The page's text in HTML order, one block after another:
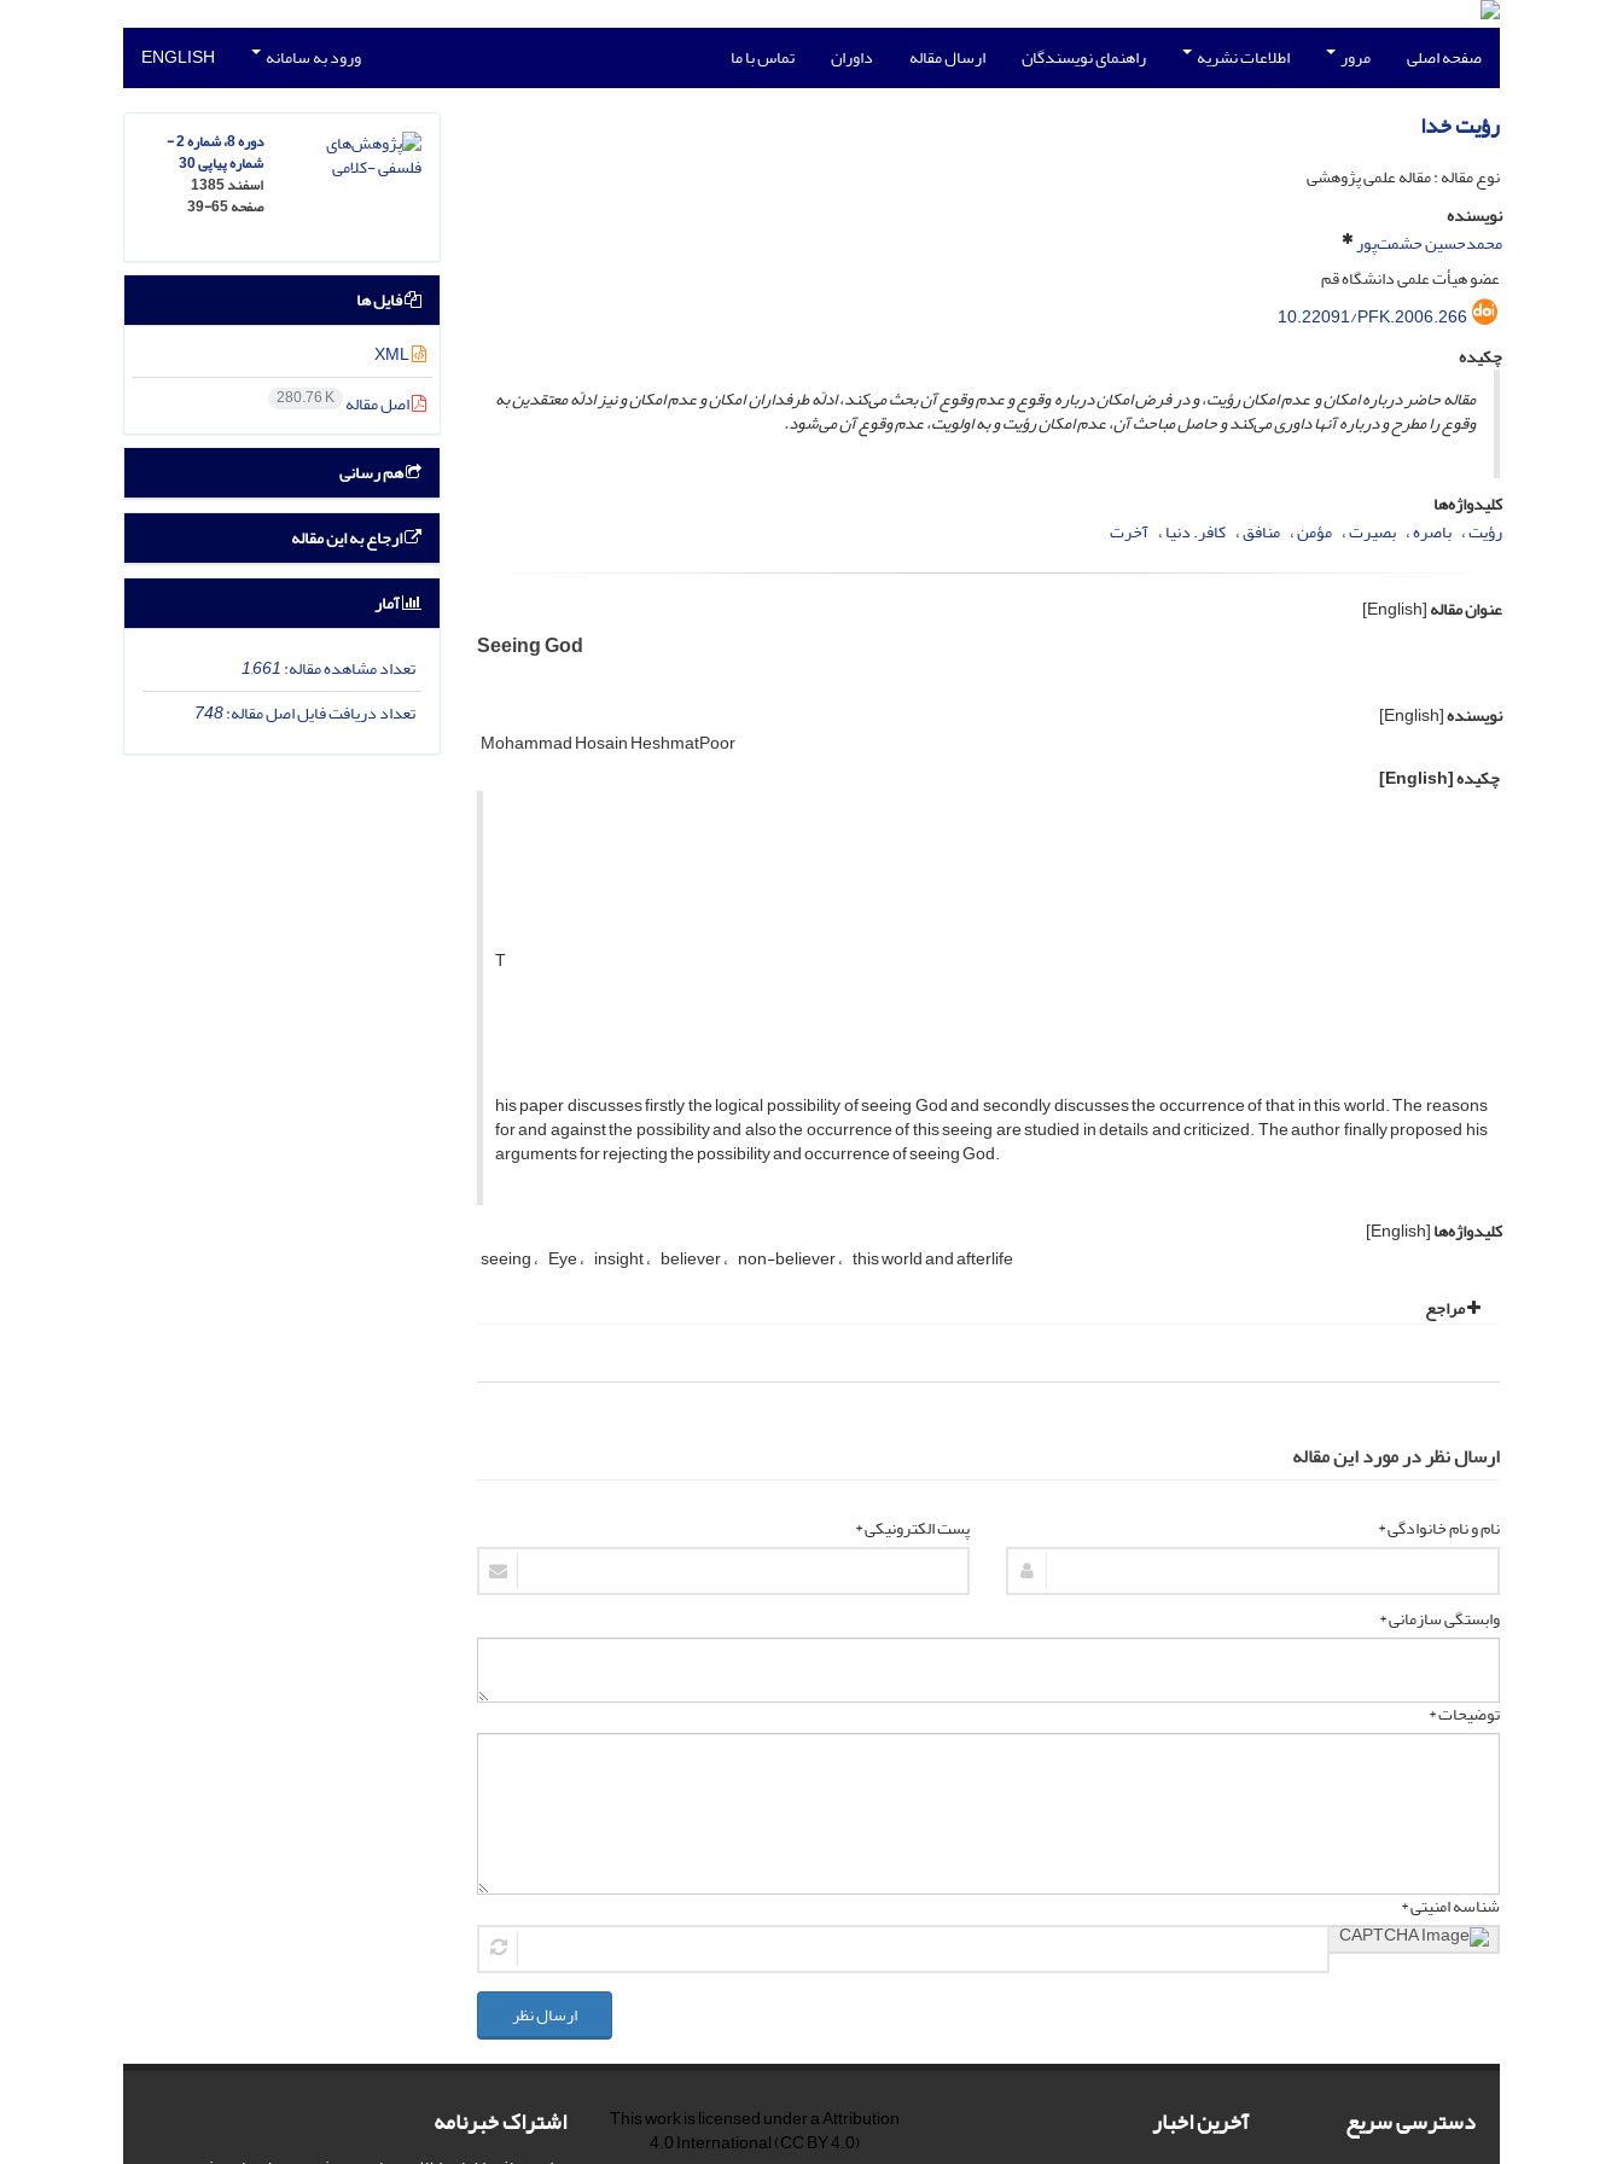
صفحه اصلی مرور اطلاعات نشریه راهنمای نویسندگان ارسال مقاله داوران تماس با ما ورود به سامانه ENGLISH
رؤیت خدا
نوع مقاله : مقاله علمی پژوهشی
نویسنده
محمدحسین حشمت‌پور
عضو هیأت علمی دانشگاه قم
10.22091/PFK.2006.266
چکیده
مقاله حاضر درباره امکان و عدم امکان رؤیت، و درفرضامکان درباره وقوع و عدم وقوع آن بحث می‌کند، ادلّه طرفداران امکان و عدم امکان و نیز ادلّه معتقدین به
وقوع را مطرح و درباره آنها داوری می‌کند و حاصل مباحث آن، عدم امکان رؤیت و به اولویت، عدم وقوع آن می‌شود.
کلیدواژه‌ها
رؤیت باصره بصیرت مؤمن منافق کافر. دنیا آخرت
عنوان مقاله[English]
Seeing God
نویسنده[English]
Mohammad Hosain HeshmatPoor
چکیده[English]
T
his paper discusses firstly the logical possibility of seeing God and secondly discusses the occurrence of that in this world. The reasons
for and against the possibility and also the occurrence of this seeing are studied in details and criticized. The author finally proposed his
arguments for rejecting the possibility and occurrence of seeing God.
کلیدواژه‌ها[English]
seeing Eye insight believer non-believer this world and afterlife
مراجع
ارسال نظر در مورد این مقاله
نام و نام خانوادگی * پست الکترونیکی *
وابستگی سازمانی *
توضیحات *
شناسه امنیتی *
ارسال نظر
دوره 8، شماره 2 -
شماره پیاپی 30
اسفند 1385
صفحه39-65
فایل ها
XML
اصل مقاله 280.76 K
هم رسانی
ارجاع به این مقاله
آمار
تعداد مشاهده مقاله:1,661
تعداد دریافت فایل اصل مقاله:748
دسترسی سریع آخرین اخبار This work is licensed under aAttribution
4.0 International(CC BY 4.0) اشتراک خبرنامه